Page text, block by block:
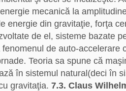
mecanică la
energie din gravitaţie, forţa
de el, sisteme bazate
de auto-accelerare
Teoria sa spune că
în sistemul natural(deci în
gravitaţia. 7.3. Claus